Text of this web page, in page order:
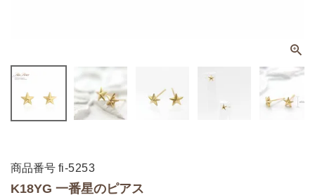
商品番号 fi-5253
K18YG 一番星のピアス